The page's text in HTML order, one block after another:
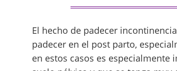
El hecho de padecer
padecer en el post parto,
en estos casos es